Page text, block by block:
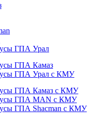
ГПА Урал
ГПА Камаз
ГПА Урал с КМУ
ГПА Камаз с КМУ
ГПА MAN с КМУ
ГПА Shacman с КМУ